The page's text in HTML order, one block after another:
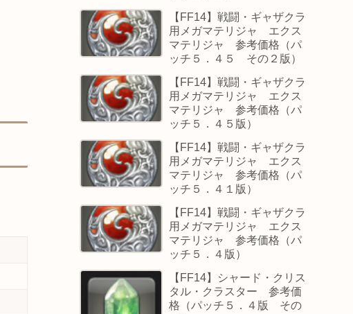
【FF14】戦闘・ギャザクラ
用メガマテリジャ エクス
マテリジャ 参考価格（パ
ッチ５．４５ その２版）
【FF14】戦闘・ギャザクラ
用メガマテリジャ エクス
マテリジャ 参考価格（パ
ッチ５．４５版）
【FF14】戦闘・ギャザクラ
用メガマテリジャ エクス
マテリジャ 参考価格（パ
ッチ５．４１版）
【FF14】戦闘・ギャザクラ
用メガマテリジャ エクス
マテリジャ 参考価格（パ
ッチ５．４版）
【FF14】シャード・クリス
タル・クラスター 参考価
格（パッチ５．４版 その